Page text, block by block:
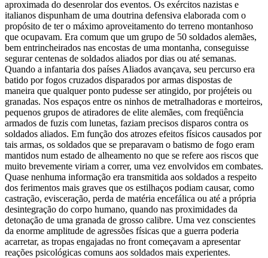
aproximada do desenrolar dos eventos. Os exércitos nazistas e
italianos dispunham de uma doutrina defensiva elaborada com o
propósito de ter o máximo aproveitamento do terreno montanhoso
que ocupavam. Era comum que um grupo de 50 soldados alemães,
bem entrincheirados nas encostas de uma montanha, conseguisse
segurar centenas de soldados aliados por dias ou até semanas.
Quando a infantaria dos países Aliados avançava, seu percurso era
batido por fogos cruzados disparados por armas dispostas de
maneira que qualquer ponto pudesse ser atingido, por projéteis ou
granadas. Nos espaços entre os ninhos de metralhadoras e morteiros,
pequenos grupos de atiradores de elite alemães, com freqüência
armados de fuzis com lunetas, faziam precisos disparos contra os
soldados aliados. Em função dos atrozes efeitos físicos causados por
tais armas, os soldados que se preparavam o batismo de fogo eram
mantidos num estado de alheamento no que se refere aos riscos que
muito brevemente viriam a correr, uma vez envolvidos em combates.
Quase nenhuma informação era transmitida aos soldados a respeito
dos ferimentos mais graves que os estilhaços podiam causar, como
castração, evisceração, perda de matéria encefálica ou até a própria
desintegração do corpo humano, quando nas proximidades da
detonação de uma granada de grosso calibre. Uma vez conscientes
da enorme amplitude de agressões físicas que a guerra poderia
acarretar, as tropas engajadas no front começavam a apresentar
reações psicológicas comuns aos soldados mais experientes.